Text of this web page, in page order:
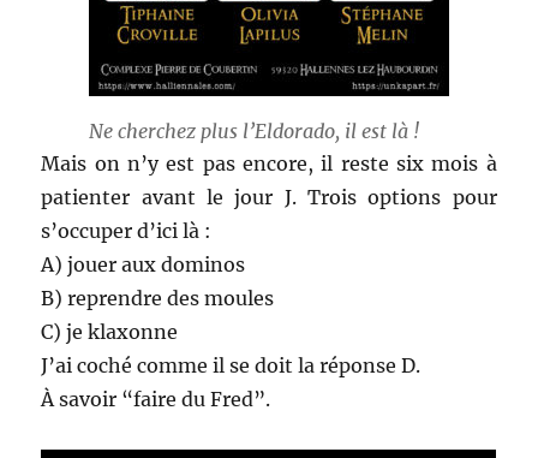
Ne cherchez plus l’Eldorado, il est là !
Mais on n’y est pas encore, il reste six mois à
patienter avant le jour J. Trois options pour
s’occuper d’ici là :
A) jouer aux dominos
B) reprendre des moules
C) je klaxonne
J’ai coché comme il se doit la réponse D.
À savoir “faire du Fred”.